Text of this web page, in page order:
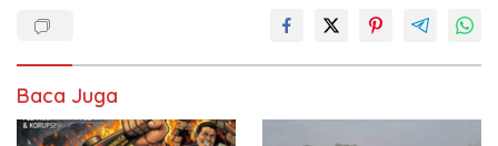
Baca Juga